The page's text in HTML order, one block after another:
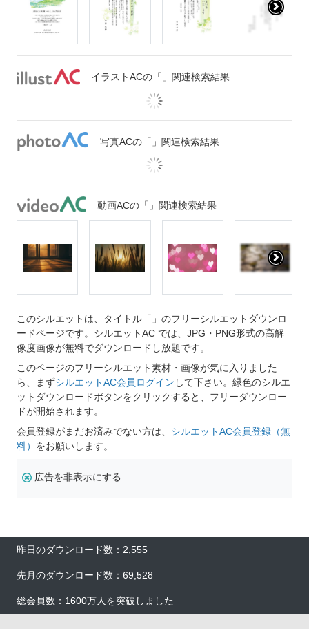
イラストACの「」関連検索結果
写真ACの「」関連検索結果
動画ACの「」関連検索結果
このシルエットは、タイトル「」のフリーシルエットダウンロ
ードページです。シルエットAC では、JPG・PNG形式の高解
像度画像が無料でダウンロードし放題です。
このページのフリーシルエット素材・画像が気に入りました
ら、まずシルエットAC会員ログイン して下さい。緑色のシルエ
ットダウンロードボタンをクリックすると、フリーダウンロー
ドが開始されます。
会員登録がまだお済みでない方は、 シルエットAC会員登録（無
料） をお願いします。
広告を非表示にする
昨日のダウンロード数：2,555
先月のダウンロード数：69,528
総会員数：1600万人を突破しました